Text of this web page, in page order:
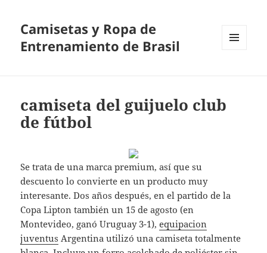
Camisetas y Ropa de
Entrenamiento de Brasil
camiseta del guijuelo club
de fútbol
Se trata de una marca premium, así que su
descuento lo convierte en un producto muy
interesante. Dos años después, en el partido de la
Copa Lipton también un 15 de agosto (en
Montevideo, ganó Uruguay 3-1),equipacion
juventus Argentina utilizó una camiseta totalmente